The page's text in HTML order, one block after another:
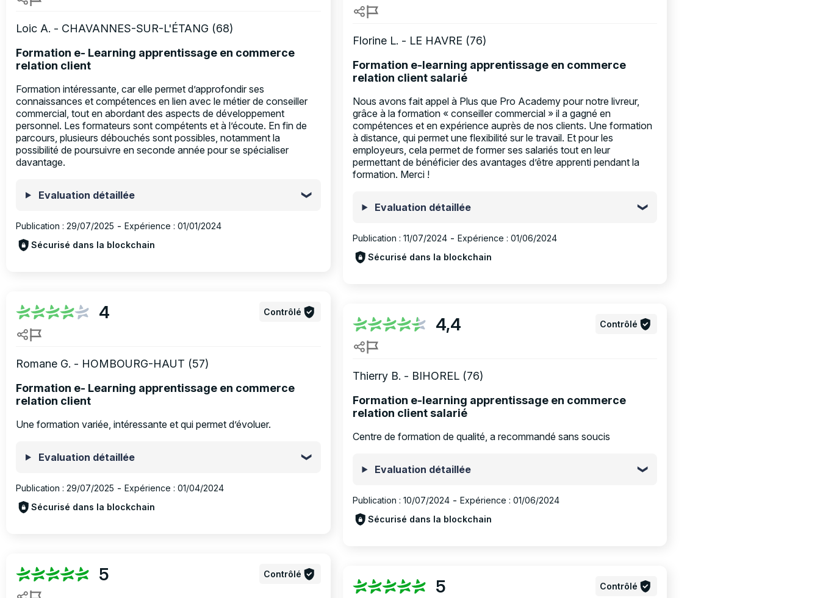
Loic A. - CHAVANNES-SUR-L'ÉTANG (68)
Formation e- Learning apprentissage en commerce
relation client
Formation intéressante, car elle permet d’approfondir ses
connaissances et compétences en lien avec le métier de conseiller
commercial, tout en abordant des aspects de développement
personnel. Les formateurs sont compétents et à l’écoute. En fin de
parcours, plusieurs débouchés sont possibles, notamment la
possibilité de poursuivre en seconde année pour se spécialiser
davantage.
Evaluation détaillée
Publication : 29/07/2025 - Expérience : 01/01/2024
Sécurisé dans la blockchain
4 Contrôlé
Romane G. - HOMBOURG-HAUT (57)
Formation e- Learning apprentissage en commerce
relation client
Une formation variée, intéressante et qui permet d’évoluer.
Evaluation détaillée
Publication : 29/07/2025 - Expérience : 01/04/2024
Sécurisé dans la blockchain
5 Contrôlé
Florine L. - LE HAVRE (76)
Formation e-learning apprentissage en commerce
relation client salarié
Nous avons fait appel à Plus que Pro Academy pour notre livreur,
grâce à la formation « conseiller commercial » il a gagné en
compétences et en expérience auprès de nos clients. Une formation
à distance, qui permet une flexibilité sur le travail. Et pour les
employeurs, cela permet de former ses salariés tout en leur
permettant de bénéficier des avantages d’être apprenti pendant la
formation. Merci !
Evaluation détaillée
Publication : 11/07/2024 - Expérience : 01/06/2024
Sécurisé dans la blockchain
4,4 Contrôlé
Thierry B. - BIHOREL (76)
Formation e-learning apprentissage en commerce
relation client salarié
Centre de formation de qualité, a recommandé sans soucis
Evaluation détaillée
Publication : 10/07/2024 - Expérience : 01/06/2024
Sécurisé dans la blockchain
5 Contrôlé